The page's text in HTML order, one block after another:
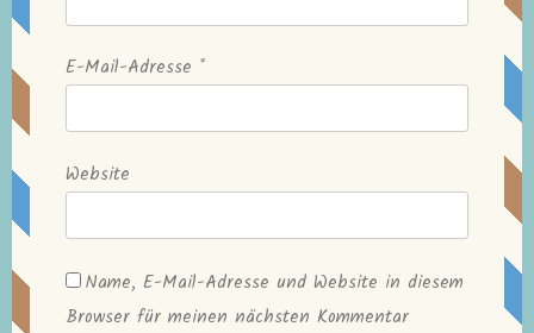
E-Mail-Adresse *
Website
Name, E-Mail-Adresse und Website in diesem
Browser für meinen nächsten Kommentar